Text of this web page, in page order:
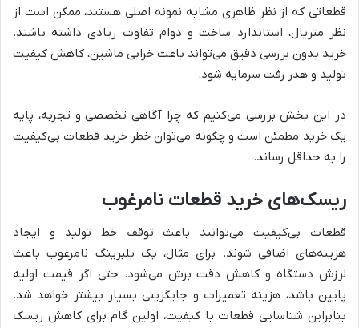
قطعاتی که از نظر ظاهری مشابه نمونه اصلی هستند، ممکن است از
نظر متریال، استاندارد ساخت و دوام تفاوت زیادی داشته باشند.
خرید بدون بررسی دقیق می‌تواند باعث خرابی ماشین، کاهش کیفیت
تولید و هدر رفت سرمایه شود.
در این بخش بررسی می‌کنیم که چرا آگاهی تخصصی و تجربه، پایه
یک خرید مطمئن است و چگونه می‌توان خطر خرید قطعات بی‌کیفیت
را به حداقل رساند.
ریسک‌های خرید قطعات نامرغوب
قطعات بی‌کیفیت می‌توانند باعث توقف خط تولید و ایجاد
هزینه‌های اضافی شوند. برای مثال، یک بلبرینگ نامرغوب باعث
لرزش دستگاه و کاهش دقت برش می‌شود. حتی اگر قیمت اولیه
پایین باشد، هزینه تعمیرات و جایگزینی بسیار بیشتر خواهد شد.
بنابراین شناسایی قطعات با کیفیت، اولین گام برای کاهش ریسک